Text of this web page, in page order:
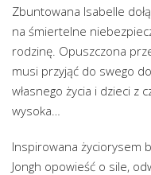
Zbuntowana Isabelle
na śmiertelne
rodzinę. Opuszczona
musi przyjąć do swego
własnego życia i dzieci z
wysoka…
Inspirowana życiorysem
Jongh opowieść o sile,